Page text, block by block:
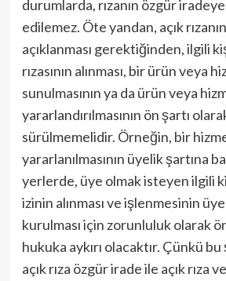
durumlarda, rızanın özgür iradeye
edilemez. Öte yandan, açık
açıklanması gerektiğinden, ilgili
rızasının alınması, bir ürün veya
sunulmasının ya da ürün veya
yararlandırılmasının ön şartı
sürülmemelidir. Örneğin, bir
yararlanılmasının üyelik şartına
yerlerde, üye olmak isteyen ilgili
izinin alınması ve işlenmesinin
kurulması için zorunluluk olarak
hukuka aykırı olacaktır. Çünkü bu
açık rıza özgür irade ile açık rıza